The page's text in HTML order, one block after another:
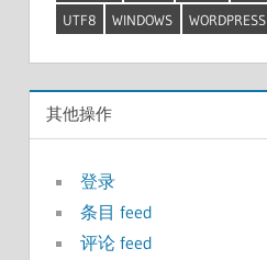
UTF8 WINDOWS WORDPRESS
其他操作
登录
条目 feed
评论 feed